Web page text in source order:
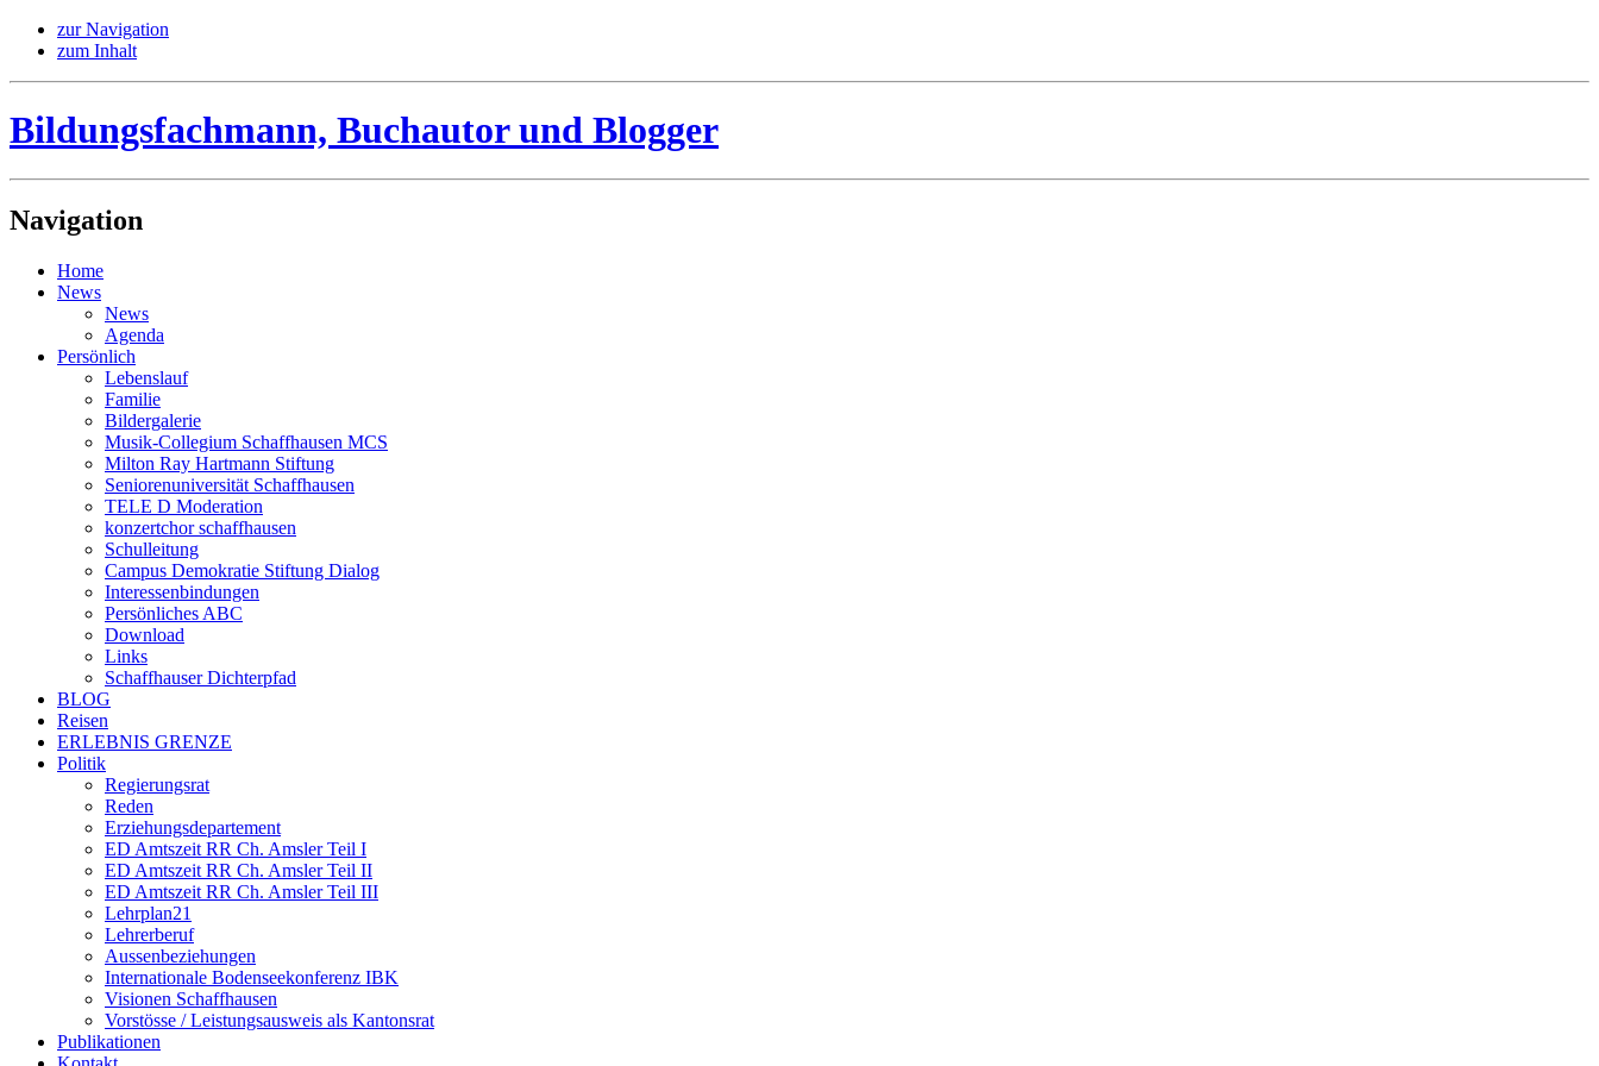
zur Navigation
zum Inhalt
Bildungsfachmann, Buchautor und Blogger
Navigation
Home
News
News
Agenda
Persönlich
Lebenslauf
Familie
Bildergalerie
Musik-Collegium Schaffhausen MCS
Milton Ray Hartmann Stiftung
Seniorenuniversität Schaffhausen
TELE D Moderation
konzertchor schaffhausen
Schulleitung
Campus Demokratie Stiftung Dialog
Interessenbindungen
Persönliches ABC
Download
Links
Schaffhauser Dichterpfad
BLOG
Reisen
ERLEBNIS GRENZE
Politik
Regierungsrat
Reden
Erziehungsdepartement
ED Amtszeit RR Ch. Amsler Teil I
ED Amtszeit RR Ch. Amsler Teil II
ED Amtszeit RR Ch. Amsler Teil III
Lehrplan21
Lehrerberuf
Aussenbeziehungen
Internationale Bodenseekonferenz IBK
Visionen Schaffhausen
Vorstösse / Leistungsausweis als Kantonsrat
Publikationen